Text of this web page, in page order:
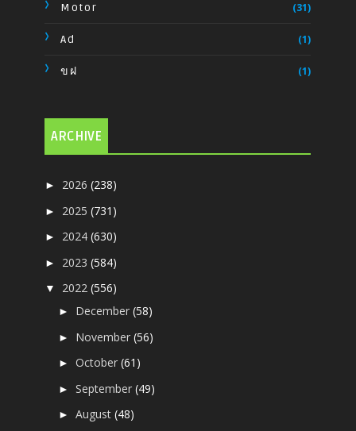
Motor (31)
Ad (1)
ขฝ (1)
ARCHIVE
► 2026(238)
► 2025(731)
► 2024(630)
► 2023(584)
▼ 2022(556)
► December(58)
► November(56)
►October(61)
►September(49)
►August(48)